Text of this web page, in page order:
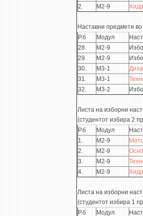
2.
М2-9
Наставни предмети
Р.б
Модул
28.
М2-9
29.
М2-9
30.
М3-1
31.
М3-1
32.
М3-2
Листа на изборни
(студентот избира 2
Р.б
Модул
1.
М2-9
2.
М2-9
3.
М2-9
4.
М2-9
Листа на изборни
(студентот избира 1
Р.б
Модул